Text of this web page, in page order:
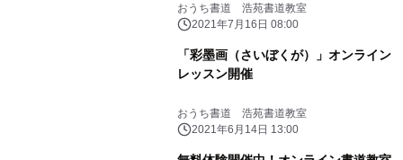
おうち書道 浩苑書道教室
2021年7月16日 08:00
「彩墨画（さいぼくが）」オンライン
レッスン開催
おうち書道 浩苑書道教室
2021年6月14日 13:00